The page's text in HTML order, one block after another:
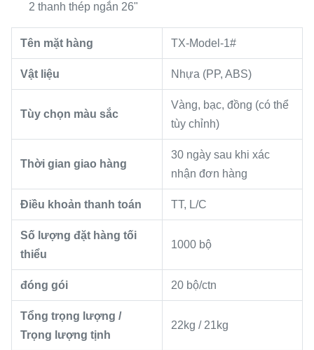
2 thanh thép ngắn 26"
Tên mặt hàng TX-Model-1#
Vật liệu Nhựa (PP, ABS)
Tùy chọn màu sắc
Vàng, bạc, đồng (có thể
tùy chỉnh)
Thời gian giao hàng
30 ngày sau khi xác
nhận đơn hàng
Điều khoản thanh toán TT, L/C
Số lượng đặt hàng tối
thiểu
1000 bộ
đóng gói 20 bộ/ctn
Tổng trọng lượng /
Trọng lượng tịnh
22kg / 21kg